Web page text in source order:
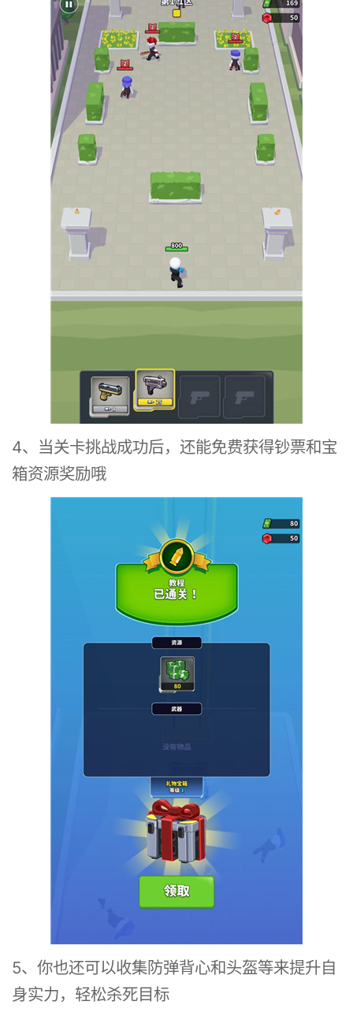
4、当关卡挑战成功后，还能免费获得钞票和宝
箱资源奖励哦
5、你也还可以收集防弹背心和头盔等来提升自
身实力，轻松杀死目标